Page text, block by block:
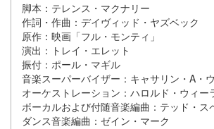
脚本：テレンス・マクナリー
作詞・作曲：デイヴィッド・ヤズベック
原作：映画「フル・モンティ」
演出：トレイ・エレット
振付：ポール・マギル
音楽スーパーバイザー：キャサリン・A・
オーケストレーション：ハロルド・ウィー
ボーカルおよび付随音楽編曲：テッド・ス
ダンス音楽編曲：ゼイン・マーク